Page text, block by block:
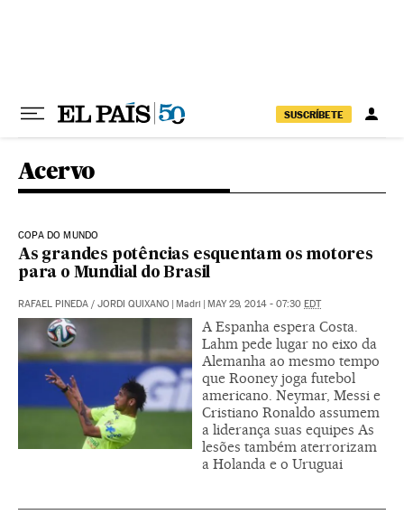
SUSCRÍBETE
Acervo
COPA DO MUNDO
As grandes potências esquentam os motores
para o Mundial do Brasil
RAFAEL PINEDA / JORDI QUIXANO | Madri | MAY 29, 2014 - 07:30 EDT
A Espanha espera Costa.
Lahm pede lugar no eixo da
Alemanha ao mesmo tempo
que Rooney joga futebol
americano. Neymar, Messi e
Cristiano Ronaldo assumem
a liderança suas equipes As
lesões também aterrorizam
a Holanda e o Uruguai